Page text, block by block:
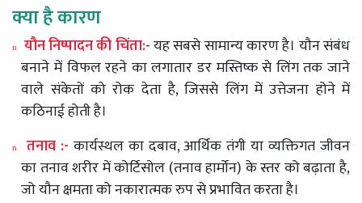
क्याहैकारण
n यौननिष्पादनकीचिंता:-यहसबसेसामान्यकारणहै। यौनसंबंध
बनाने में विफलरहने कालगातार डर मस्तिष्कसे लिंगतक जाने
वाले संकेतों को रोक देता है,जिससे लिंग में उत्तेजना होने में
कठिनाईहोतीहै।
n तनाव:- कार्यस्थल का दबाव,आर्थिक तंगी या व्यक्तिगत जीवन
कातनावशरीरमेंकोर्टिसोल (तनावहार्मोन) केस्तरकोबढ़ाताहै,
जोयौनक्षमताकोनकारात्मकरुपसेप्रभावितकरताहै।